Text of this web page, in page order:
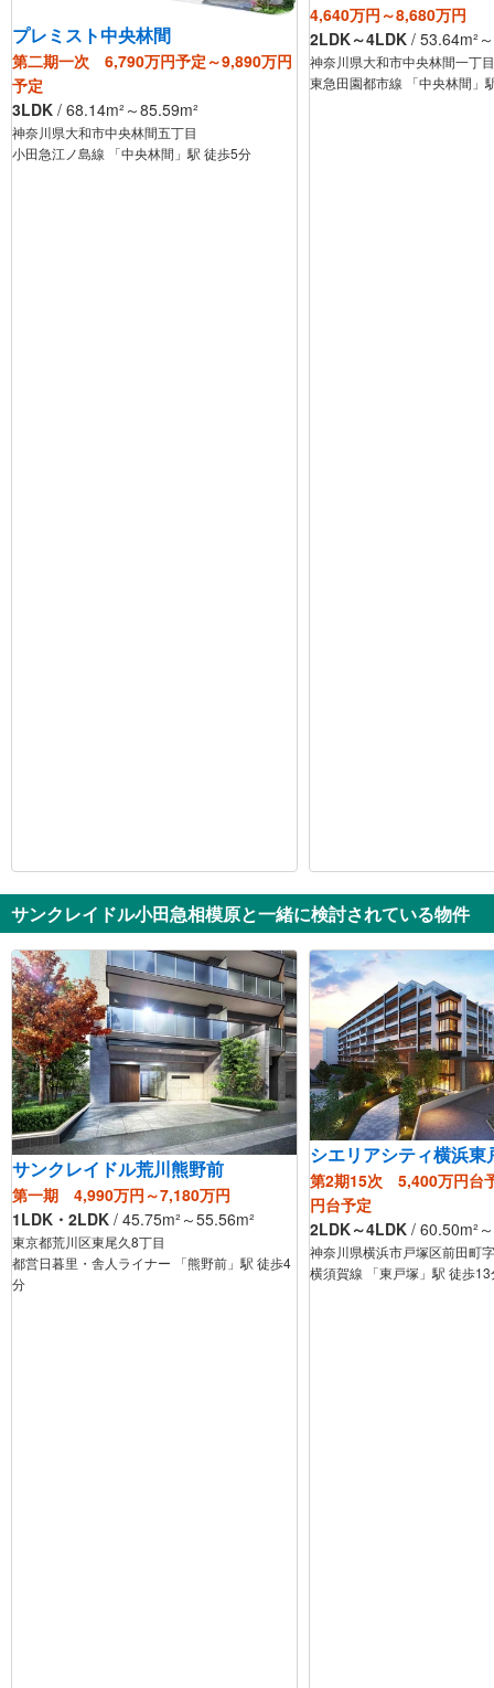
プレミスト中央林間
第二期一次 6,790万円予定～9,890万円
予定
3LDK / 68.14m² ～85.59m²
神奈川県大和市中央林間五丁目
小田急江ノ島線 「中央林間」駅 徒歩5分
4,640万円～8,680万円
2LDK～4LDK / 53.64m²
神奈川県大和市中央林間一丁目
東急田園都市線 「中央林間」
サンクレイドル小田急相模原と一緒に検討されている物件
サンクレイドル荒川熊野前
第一期 4,990万円～7,180万円
1LDK・2LDK / 45.75m² ～55.56m²
東京都荒川区東尾久8丁目
都営日暮里・舎人ライナー 「熊野前」駅 徒歩4
分
シエリアシティ横浜東
第2期15次 5,400万円台
円台予定
2LDK～4LDK / 60.50m²
神奈川県横浜市戸塚区前田町
横須賀線 「東戸塚」駅 徒歩13